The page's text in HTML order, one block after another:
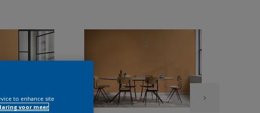
to enhance site
voor meer